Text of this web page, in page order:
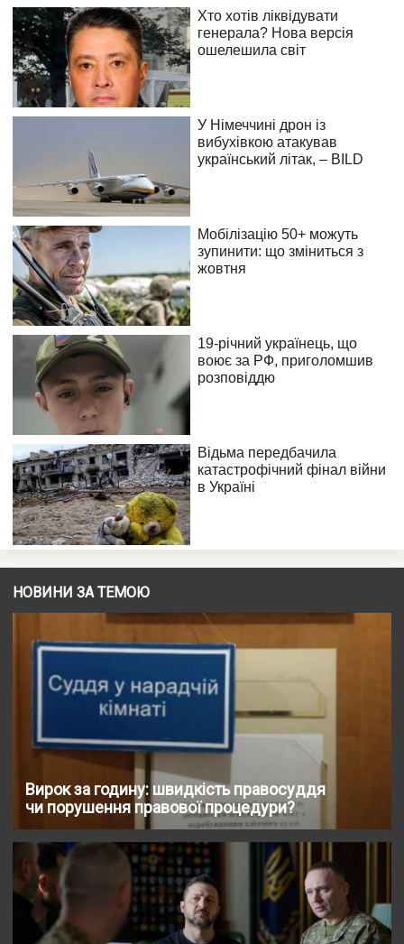
НОВИНИ ЗА ТЕМОЮ
Вирок за годину: швидкість правосуддя
чи порушення правової процедури?